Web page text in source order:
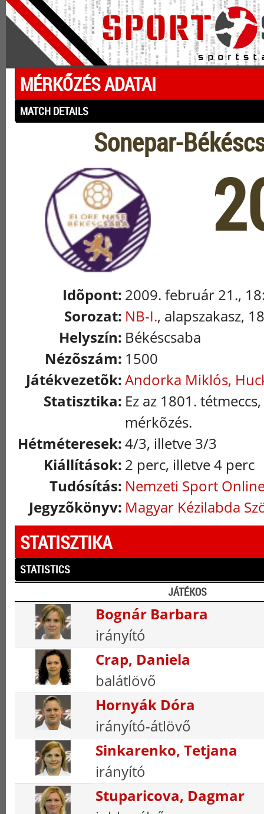
MÉRKŐZÉS ADATAI
MATCH DETAILS
Sonepar-
Idõpont: 2009. február 21.,
Sorozat: NB-I., alapszakasz,
Helyszín: Békéscsaba
Nézõszám: 1500
Játékvezetõk:Andorka Miklós,
Statisztika: Ez az 1801.
mérkõzés.
Hétméteresek:4/3, illetve 3/3
Kiállítások: 2 perc, illetve 4 perc
Tudósítás: Nemzeti Sport
Jegyzõkönyv: Magyar Kézilabda
STATISZTIKA
STATISTICS
JÁTÉKOS
Bognár Barbara
irányító
Crap, Daniela
balátlövő
Hornyák Dóra
irányító-átlövő
Sinkarenko, Tetjana
irányító
Stuparicova, Dagmar